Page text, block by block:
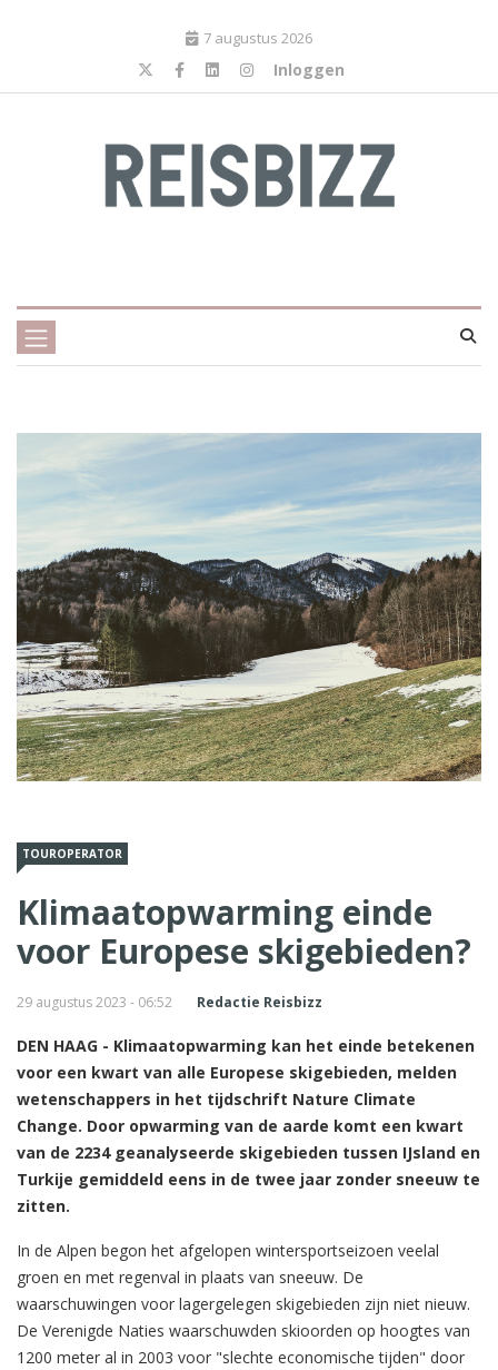
7 augustus 2026
Inloggen
TOUROPERATOR
Klimaatopwarming einde
voor Europese skigebieden?
29 augustus 2023 - 06:52 Redactie Reisbizz
DEN HAAG - Klimaatopwarming kan het einde betekenen
voor een kwart van alle Europese skigebieden, melden
wetenschappers in het tijdschrift Nature Climate
Change. Door opwarming van de aarde komt een kwart
van de 2234 geanalyseerde skigebieden tussen IJsland en
Turkije gemiddeld eens in de twee jaar zonder sneeuw te
zitten.
In de Alpen begon het afgelopen wintersportseizoen veelal
groen en met regenval in plaats van sneeuw. De
waarschuwingen voor lagergelegen skigebieden zijn niet nieuw.
De Verenigde Naties waarschuwden skioorden op hoogtes van
1200 meter al in 2003 voor "slechte economische tijden" door